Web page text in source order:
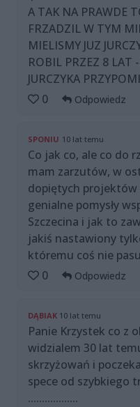
A TAK NA PRAWDE
FRZADZIL W TYM
MIELISMY JUZ
ROBIL PRZEZ 8 LAT
JURCZYKA
0
Odpowiedz
SPONIU 10 lat temu
Co jak co, ale co do
mam zarzutów, w
dopiętych
genialne pomysły
Szczecina i jak to
jakiś nastawiony
któremu coś nie
0
Odpowiedz
DĄBIAK 10 lat temu
Panie Krzystek co z
widzialem 30 lat
skrzyżowań i
spece od szybkiego
..................